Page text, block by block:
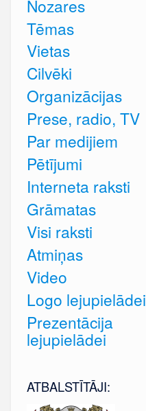
Nozares
Tēmas
Vietas
Cilvēki
Organizācijas
Prese, radio, TV
Par medijiem
Pētījumi
Interneta raksti
Grāmatas
Visi raksti
Atmiņas
Video
Logo lejupielādei
Prezentācija
lejupielādei
ATBALSTĪTĀJI: